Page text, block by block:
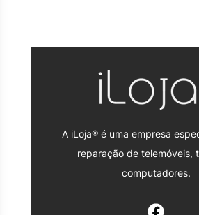
A iLoja® é uma empresa
reparação de telemóveis,
computadores.